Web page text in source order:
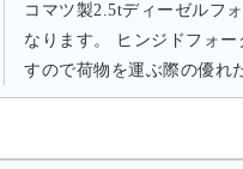
コマツ製2.5tディーゼルフ
なります。 ヒンジドフォ
すので荷物を運ぶ際の優れ